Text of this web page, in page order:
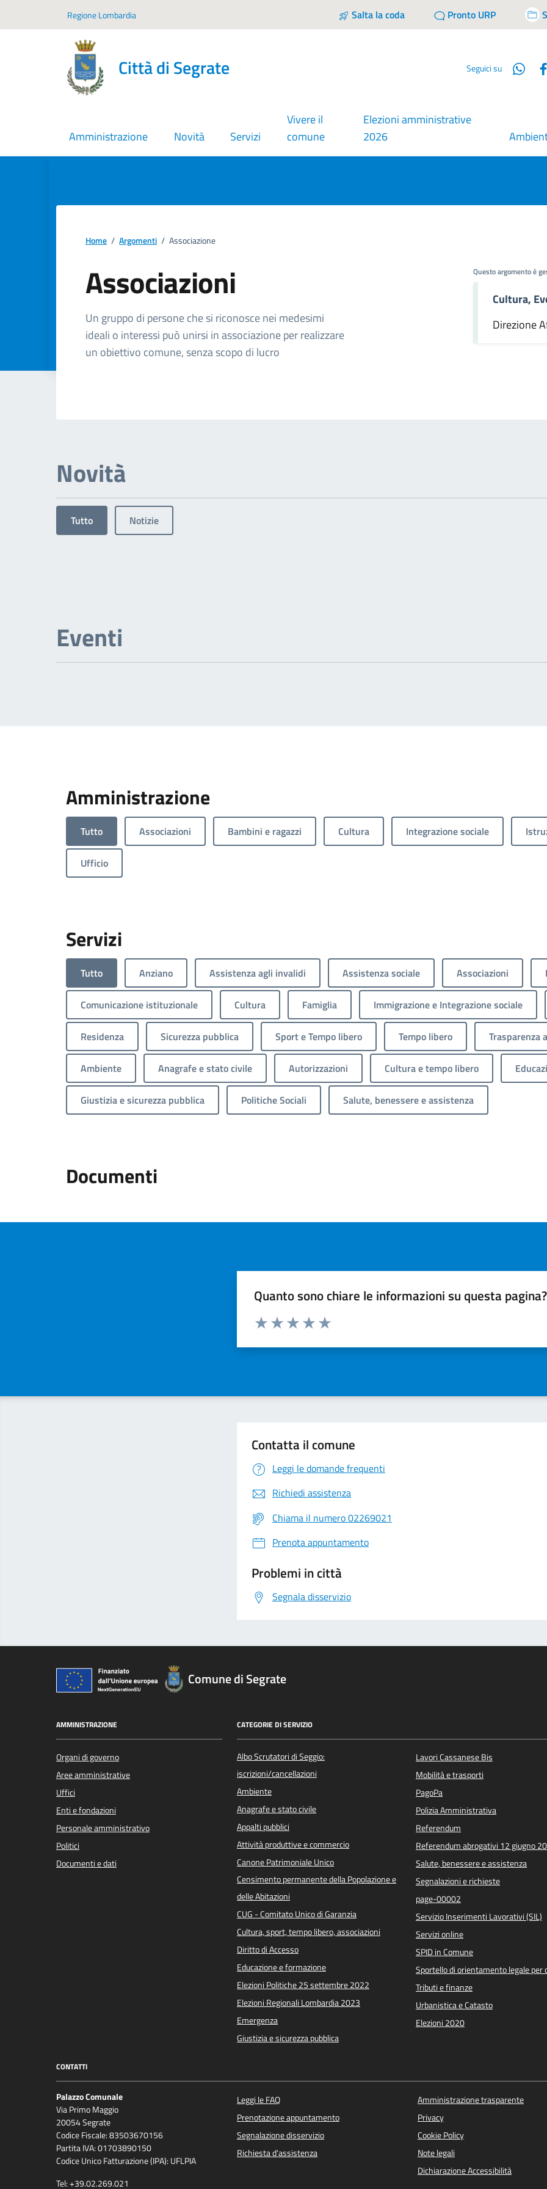
Regione Lombardia Salta la coda Pronto URP
Città di Segrate Seguici su
Amministrazione Novità Servizi
Vivere il
comune
Elezioni amministrative
2026
Home / Argomenti / Associazione
Associazioni
Dettagli dell'argomento
Un gruppo di persone che si riconosce nei medesimi
ideali o interessi può unirsi in associazione per realizzare
un obiettivo comune, senza scopo di lucro
Questo argomento è
Cultura,
Direzione
Novità
Tutto Notizie
Eventi
Amministrazione
Tutto Associazioni Bambini e ragazzi Cultura Integrazione sociale
Ufficio
Servizi
Tutto Anziano Assistenza agli invalidi Assistenza sociale Associazioni
Comunicazione istituzionale Cultura Famiglia Immigrazione e Integrazione sociale
Residenza Sicurezza pubblica Sport e Tempo libero Tempo libero Trasparenza
Ambiente Anagrafe e stato civile Autorizzazioni Cultura e tempo libero
Giustizia e sicurezza pubblica Politiche Sociali Salute, benessere e assistenza
Documenti
Quanto sono chiare le informazioni su questa pagina?
Valuta da 1 a 5 stelle la pagina
Contatta il comune
Leggi le domande frequenti
Richiedi assistenza
Chiama il numero 02269021
Prenota appuntamento
Problemi in città
Segnala disservizio
Comune di Segrate
AMMINISTRAZIONE
Organi di governo
Aree amministrative
Uffici
Enti e fondazioni
Personale amministrativo
Politici
Documenti e dati
CATEGORIE DI SERVIZIO
Albo Scrutatori di Seggio:
iscrizioni/cancellazioni
Ambiente
Anagrafe e stato civile
Appalti pubblici
Attività produttive e commercio
Canone Patrimoniale Unico
Censimento permanente della Popolazione e
delle Abitazioni
CUG - Comitato Unico di Garanzia
Cultura, sport, tempo libero, associazioni
Diritto di Accesso
Educazione e formazione
Elezioni Politiche 25 settembre 2022
Elezioni Regionali Lombardia 2023
Emergenza
Giustizia e sicurezza pubblica
Lavori Cassanese Bis
Mobilità e trasporti
PagoPa
Polizia Amministrativa
Referendum
Referendum abrogativi 12 giugno
Salute, benessere e assistenza
Segnalazioni e richieste
page-00002
Servizio Inserimenti Lavorativi (SIL)
Servizi online
SPID in Comune
Sportello di orientamento legale per
Tributi e finanze
Urbanistica e Catasto
Elezioni 2020
CONTATTI
Palazzo Comunale
Via Primo Maggio
20054 Segrate
Codice Fiscale: 83503670156
Partita IVA: 01703890150
Codice Unico Fatturazione (IPA): UFLPIA
Tel: +39.02.269.021
Leggi le FAQ
Prenotazione appuntamento
Segnalazione disservizio
Richiesta d'assistenza
Amministrazione trasparente
Privacy
Cookie Policy
Note legali
Dichiarazione Accessibilità